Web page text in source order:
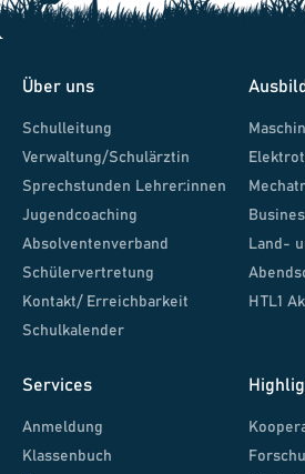
Über uns
Schulleitung
Verwaltung/Schulärztin
Sprechstunden Lehrer:innen
Jugendcoaching
Absolventenverband
Schülervertretung
Kontakt/ Erreichbarkeit
Schulkalender
Land-
HTL1
Services
Anmeldung
Klassenbuch